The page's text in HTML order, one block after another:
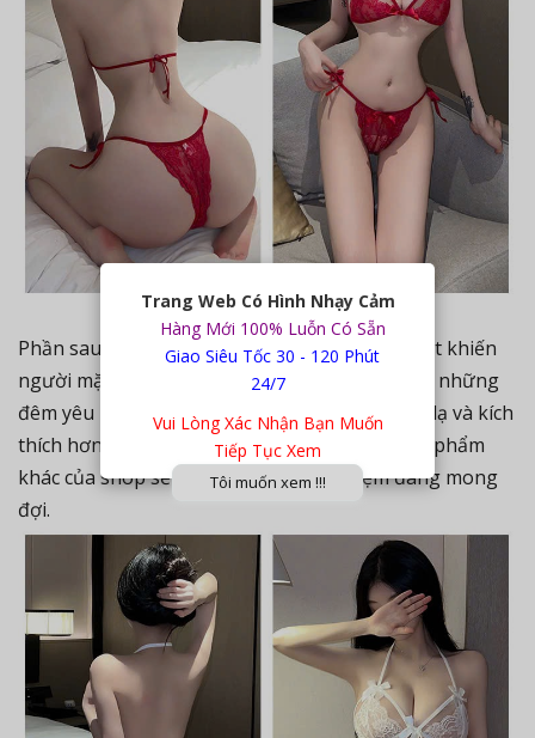
Phía sau của sản phẩm
Phần sau và trước tạo nên được vẻ thanh thoát khiến
người mặc cảm giác như không mặc sẽ đem lại những
đêm yêu nồng cháy và có những cảm giác mới lạ và kích
thích hơn bình thường kết hợp với những sản phẩm
khác của shop sẽ đem lại một trải nghiệm đáng mong
đợi.
Trang Web Có Hình Nhạy Cảm
Hàng Mới 100% Luỗn Có Sẵn
Giao Siêu Tốc 30 - 120 Phút
24/7
Vui Lòng Xác Nhận Bạn Muốn
Tiếp Tục Xem
Tôi muốn xem !!!